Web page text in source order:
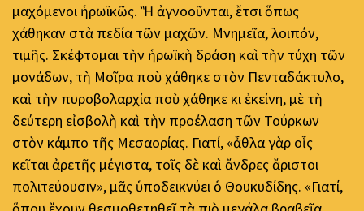
μαχόμενοι ἡρωϊκῶς. Ἢ ἀγνοοῦνται, ἔτσι ὅπως
χάθηκαν στὰ πεδία τῶν μαχῶν. Μνημεῖα, λοιπόν,
τιμῆς. Σκέφτομαι τὴν ἡρωϊκὴ δράση καὶ τὴν τύχη τῶν
μονάδων, τὴ Μοῖρα ποὺ χάθηκε στὸν Πενταδάκτυλο,
καὶ τὴν πυροβολαρχία ποὺ χάθηκε κι ἐκείνη, μὲ τὴ
δεύτερη εἰσβολὴ καὶ τὴν προέλαση τῶν Τούρκων
στὸν κάμπο τῆς Μεσαορίας. Γιατί, «ἆθλα γὰρ οἷς
κεῖται ἀρετῆς μέγιστα, τοῖς δὲ καὶ ἄνδρες ἄριστοι
πολιτεύουσιν», μᾶς ὑποδεικνύει ὁ Θουκυδίδης. «Γιατί,